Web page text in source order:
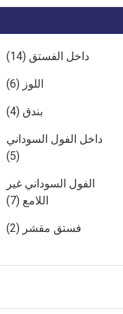
داخل الفستق (14)
اللوز (6)
بندق (4)
داخل الفول السوداني
(5)
الفول السوداني غير
اللامع (7)
فستق مقشر (2)